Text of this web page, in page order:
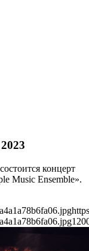
концерт
Music Ensemble».